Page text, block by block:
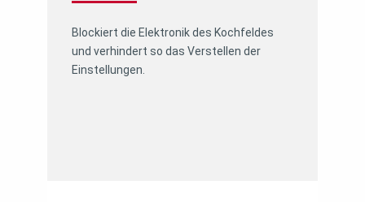
Blockiert die Elektronik des Kochfeldes
und verhindert so das Verstellen der
Einstellungen.